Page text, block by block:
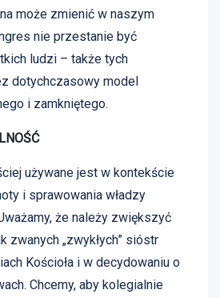
może zmienić w naszym
nie przestanie być
ludzi – także tych
dotychczasowy model
i zamkniętego.
używane jest w kontekście
i sprawowania władzy
że należy zwiększyć
zwanych „zwykłych” sióstr
Kościoła i w decydowaniu o
Chcemy, aby kolegialnie